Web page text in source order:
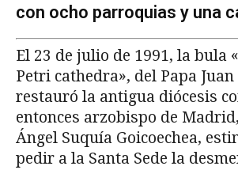
con ocho parroquias y una
El 23 de julio de 1991, la bula
Petri cathedra», del Papa
restauró la antigua diócesis
entonces arzobispo de
Ángel Suquía Goicoechea,
pedir a la Santa Sede la